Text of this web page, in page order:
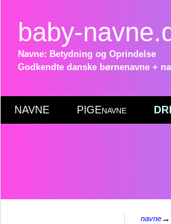
baby-
Navne: Betydning og Oprindelse
Godkendte danske børnenavne +
NAVNE PIGEnavne
navne→